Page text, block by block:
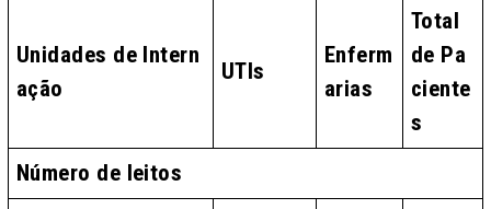
Unidades de Intern
ação
UTIs
Enferm
arias
Total
de Pa
ciente
s
Número de leitos